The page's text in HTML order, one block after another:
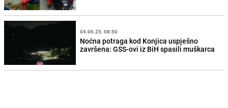
04.06.25. 08:50
Noćna potraga kod Konjica uspješno
završena: GSS-ovi iz BiH spasili muškarca